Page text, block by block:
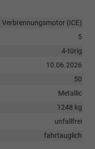
Verbrennungsmotor (ICE)
5
4-türig
10.06.2026
50
Metallic
1248 kg
unfallfrei
fahrtauglich